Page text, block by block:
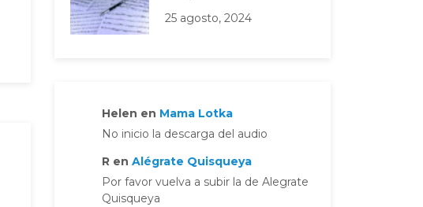
25 agosto, 2024
Helen en Mama Lotka
No inicio la descarga del audio
R en Alégrate Quisqueya
Por favor vuelva a subir la de Alegrate
Quisqueya